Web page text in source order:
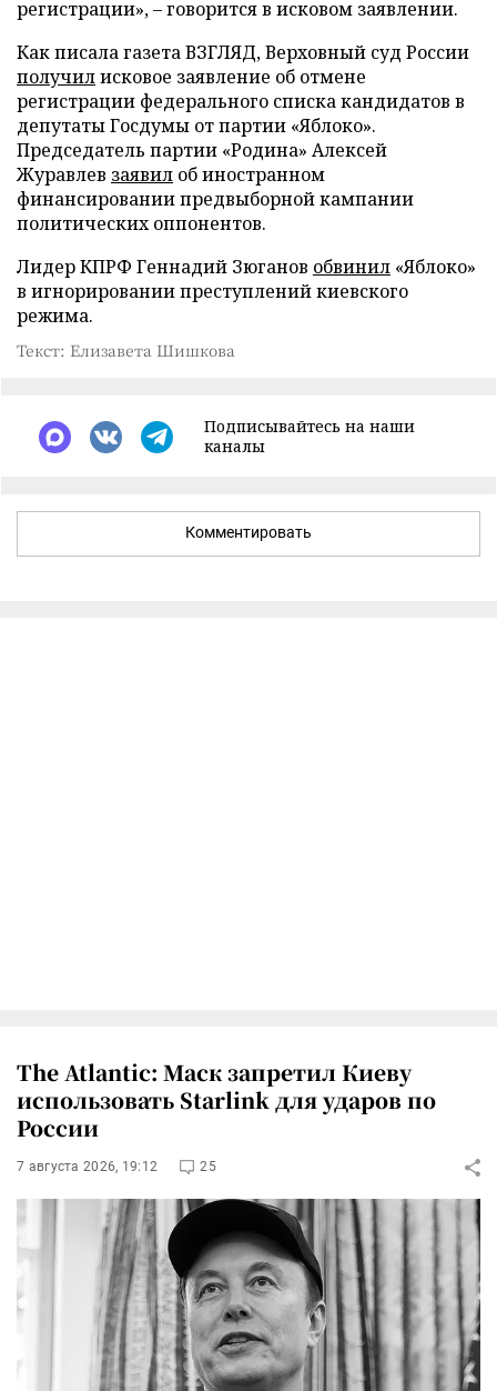
регистрации», – говорится в исковом заявлении.
Как писала газета ВЗГЛЯД, Верховный суд России
получилисковое заявление об отмене
регистрации федерального списка кандидатов в
депутаты Госдумы от партии «Яблоко».
Председатель партии «Родина» Алексей
Журавлев заявил об иностранном
финансировании предвыборной кампании
политических оппонентов.
Лидер КПРФ Геннадий Зюганов обвинил «Яблоко»
в игнорировании преступлений киевского
режима.
Текст: Елизавета Шишкова
Подписывайтесь на наши
каналы
Комментировать
The Atlantic: Маск запретил Киеву
использовать Starlink для ударов по
России
7 августа 2026, 19:12 25